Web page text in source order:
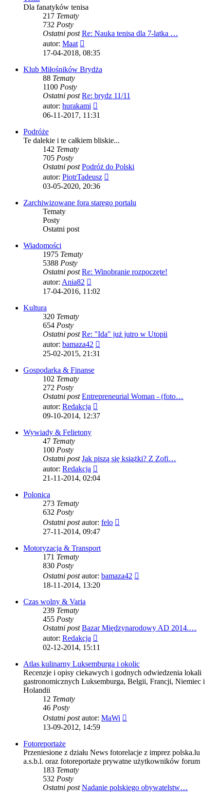
Dla fanatyków tenisa
217 Tematy
732 Posty
Ostatni post Re: Nauka tenisa dla 7-latka …
autor: Maat
najnowszy
17-04-2018, 08:35
Klub Miłośników Brydża
88 Tematy
1100 Posty
Ostatni post Re: brydz 11/11
autor: hurakami
najnowszy
06-11-2017, 11:31
Podróże
Te dalekie i te całkiem bliskie...
142 Tematy
705 Posty
Ostatni post Podróż do Polski
autor: PiotrTadeusz
03-05-2020, 20:36
Zarchiwizowane fora starego portalu
Tematy
Posty
Ostatni post
Wiadomości
1975 Tematy
5388 Posty
Ostatni post Re: Winobranie rozpoczęte!
autor: Ania82
najnowszy
17-04-2016, 11:02
Kultura
320 Tematy
654 Posty
Ostatni post Re: "Ida" już jutro w Utopii
autor: bamaza42
25-02-2015, 21:31
Gospodarka & Finanse
102 Tematy
272 Posty
Ostatni post Entrepreneurial Woman - (foto…
autor: Redakcja
najnowszy
09-10-2014, 12:37
Wywiady & Felietony
47 Tematy
100 Posty
Ostatni post Jak piszą się książki? Z Zofi…
autor: Redakcja
najnowszy
21-11-2014, 02:04
Polonica
273 Tematy
632 Posty
Ostatni postautor: felo
27-11-2014, 09:47
Motoryzacja & Transport
171 Tematy
830 Posty
Ostatni postautor: bamaza42
18-11-2014, 13:20
Czas wolny & Varia
239 Tematy
455 Posty
Ostatni post Bazar Międzynarodowy AD 2014.…
autor: Redakcja
najnowszy
02-12-2014, 15:11
Atlas kulinarny Luksemburga i okolic
Recenzje i opisy ciekawych i godnych odwiedzenia lokali
gastronomicznych Luksemburga, Belgii, Francji, Niemiec i
Holandii
12 Tematy
46 Posty
Ostatni postautor: MaWi
13-09-2012, 14:59
Fotoreportaże
Przeniesione z działu News fotorelacje z imprez polska.lu
a.s.b.l. oraz fotoreportaże prywatne użytkowników forum
183 Tematy
532 Posty
Ostatni post Nadanie polskiego obywatelstw…